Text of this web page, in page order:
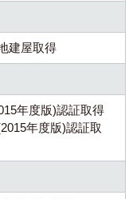
建屋取得
年度版)認証取得
年度版)認証取